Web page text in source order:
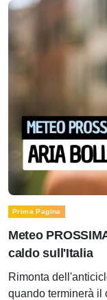
Prima Pagina
Meteo
caldo sull'Italia
Rimonta
quando terminerà il